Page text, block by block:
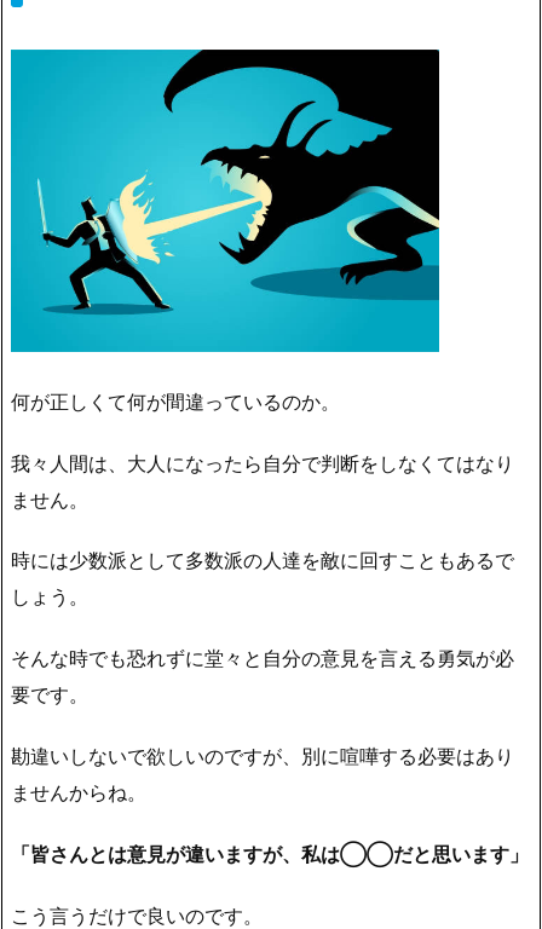
何が正しくて何が間違っているのか。
我々人間は、大人になったら自分で判断をしなくてはなり
ません。
時には少数派として多数派の人達を敵に回すこともあるで
しょう。
そんな時でも恐れずに堂々と自分の意見を言える勇気が必
要です。
勘違いしないで欲しいのですが、別に喧嘩する必要はあり
ませんからね。
「皆さんとは意見が違いますが、私は◯◯だと思います」
こう言うだけで良いのです。